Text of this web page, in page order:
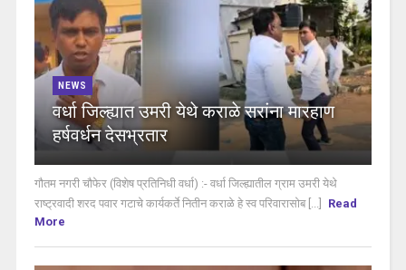
NEWS
वर्धा जिल्ह्यात उमरी येथे कराळे सरांना मारहाण
हर्षवर्धन देसभ्रतार
गौतम नगरी चौफेर (विशेष प्रतिनिधी वर्धा) :- वर्धा जिल्ह्यातील ग्राम उमरी येथे
राष्ट्रवादी शरद पवार गटाचे कार्यकर्ते नितीन कराळे हे स्व परिवारासोब [...]
Read
More